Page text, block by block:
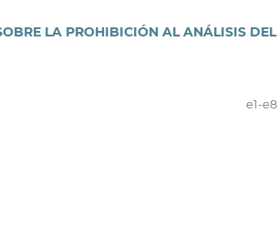
LA PROHIBICIÓN AL ANÁLISIS DEL
e1-e8